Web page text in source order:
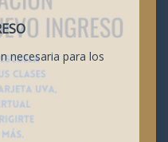
necesaria para los